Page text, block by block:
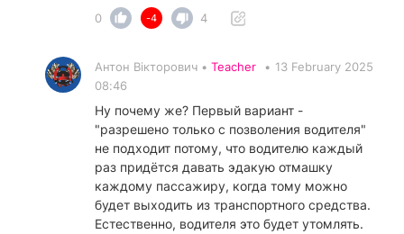
0
-4 4
Антон Вікторович • Teacher • 13 February 2025
08:46
Ну почему же? Первый вариант -
"разрешено только с позволения водителя"
не подходит потому, что водителю каждый
раз придётся давать эдакую отмашку
каждому пассажиру, когда тому можно
будет выходить из транспортного средства.
Естественно, водителя это будет утомлять.